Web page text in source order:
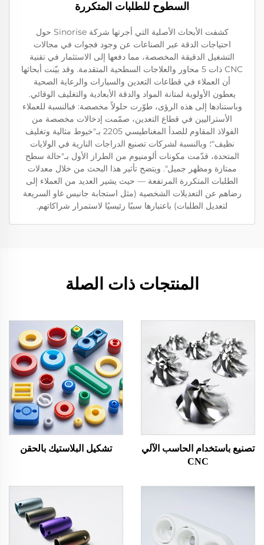
السطوح للطلبات المتكررة
كشفت الأبحاث الأصلية التي أجرتها شركة Sinorise حول
احتياجات الدقة عبر الصناعات عن وجود فجوات في مجالات
التشغيل الدقيقة المخصصة، مما دفعها إلى الاستثمار في تقنية
CNC ذات 5 محاور والعلاجات السطحية المتقدمة. وقد بيّنت أبحاثها
أن العملاء في قطاعات التعدين والسيارات والرعاية الصحية
يعطون الأولوية لمتانة المواد والدقة الأبعادية والتغليف الوقائي.
وباستنادها إلى هذه الرؤى، طوّرت حلولاً مخصصة: فبالنسبة للعملاء
الأستراليين في قطاع التعدين، صمّمت إدخالات مخصصة من
الفولاذ المقاوم للصدأ المغناطيسي 2205 بـ"خيوط مثالية وتغليف
نظيف"؛ وبالنسبة لشركات تصنيع الدراجات النارية في الولايات
المتحدة، قدّمت مكونات ألومنيوم من الطراز الأول بـ"حالة سطح
ممتازة ومظهر جميل". ويتضح تأثير هذا البحث من خلال معدلات
الطلبات المتكررة المرتفعة — حيث يشير العديد من العملاء إلى
رضاهم عن التعديلات الشخصية (مثل استجابة جانيس غاو السريعة
لتعديل الطلبات) باعتبارها سببًا رئيسيًا لاستمرار شراكاتهم.
المنتجات ذات الصلة
تصنيع باستخدام الحاسب الآلي
CNC
تشكيل البلاستيك بالحقن